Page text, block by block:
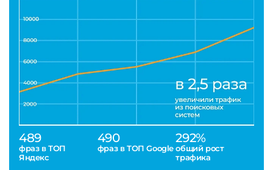
489
фраз в ТОП
Яндекс
490
фраз в ТОП Google
292%
общий рост
трафика